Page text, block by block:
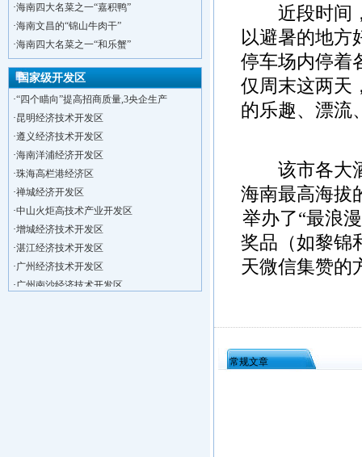
·海南四大名菜之一“嘉积鸭”
·海南文昌的“锦山牛肉干”
·海南四大名菜之一“和乐蟹”
国家级开发区
洋浦不断延伸产业链，推进一批石化产业
海口今年将投入44.4亿元推进江东新
新加坡海口国家高新区国际创新创业中心
·狮子岭工业园： 新能源产业发展集
·“四个瞄向”提高招商质量,3央企生产
昆明经济技术开发区
遵义经济技术开发区
海南洋浦经济开发区
珠海高栏港经济区
禅城经济开发区
中山火炬高技术产业开发区
增城经济技术开发区
湛江经济技术开发区
广州经济技术开发区
广州南沙经济技术开发区
·大亚湾经济技术开发区
近段时间，
以避暑的地方
停车场内停着
仅周末这两天
的乐趣、漂流
该市各大酒
海南最高海
举办了“最浪
奖品（如黎锦
天微信集赞的
常规文章